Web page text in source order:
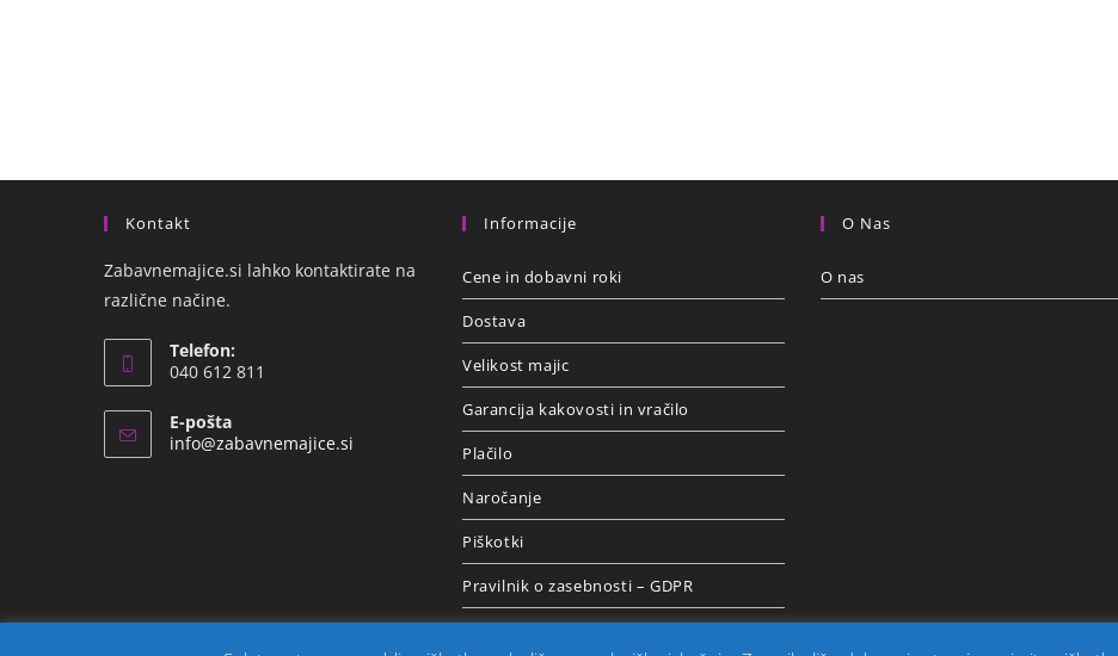
Kontakt
Zabavnemajice.si lahko kontaktirate na
različne načine.
Telefon:
040 612 811
E-pošta
info@zabavnemajice.si
Informacije
Cene in dobavni roki
Dostava
Velikost majic
Garancija kakovosti in vračilo
Plačilo
Naročanje
Piškotki
Pravilnik o zasebnosti – GDPR
O Nas
O nas